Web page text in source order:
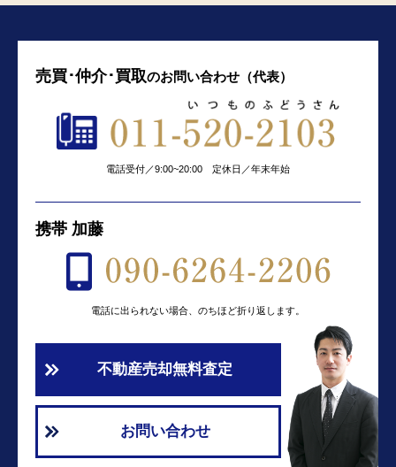
売買･仲介･買取のお問い合わせ（代表）
電話受付／9:00~20:00 定休日／年末年始
携帯 加藤
電話に出られない場合、のちほど折り返します。
不動産売却無料査定
お問い合わせ